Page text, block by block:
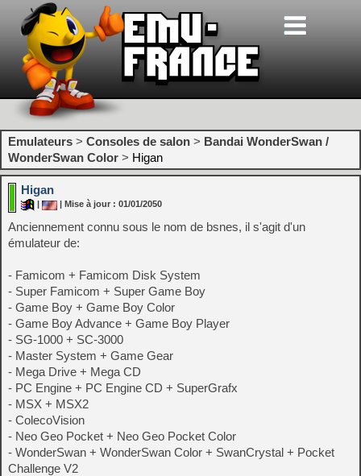
Emulateurs > Consoles de salon > Bandai WonderSwan /
WonderSwan Color > Higan
Higan
| Mise à jour : 01/01/2050
Anciennement connu sous le nom de bsnes, il s'agit d'un
émulateur de:
- Famicom + Famicom Disk System
- Super Famicom + Super Game Boy
- Game Boy + Game Boy Color
- Game Boy Advance + Game Boy Player
- SG-1000 + SC-3000
- Master System + Game Gear
- Mega Drive + Mega CD
- PC Engine + PC Engine CD + SuperGrafx
- MSX + MSX2
- ColecoVision
- Neo Geo Pocket + Neo Geo Pocket Color
- WonderSwan + WonderSwan Color + SwanCrystal + Pocket
Challenge V2